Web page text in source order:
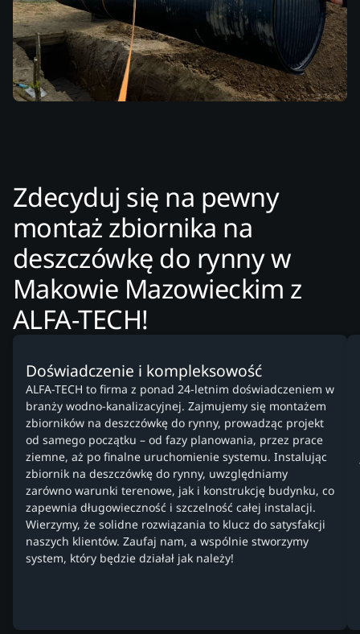
Zdecyduj się na pewny
montaż zbiornika na
deszczówkę do rynny w
Makowie Mazowieckim z
ALFA-TECH!
Doświadczenie i kompleksowość
ALFA-TECH to firma z ponad 24-letnim doświadczeniem w
branży wodno-kanalizacyjnej. Zajmujemy się montażem
zbiorników na deszczówkę do rynny, prowadząc projekt
od samego początku – od fazy planowania, przez prace
ziemne, aż po finalne uruchomienie systemu. Instalując
zbiornik na deszczówkę do rynny, uwzględniamy
zarówno warunki terenowe, jak i konstrukcję budynku, co
zapewnia długowieczność i szczelność całej instalacji.
Wierzymy, że solidne rozwiązania to klucz do satysfakcji
naszych klientów. Zaufaj nam, a wspólnie stworzymy
system, który będzie działał jak należy!